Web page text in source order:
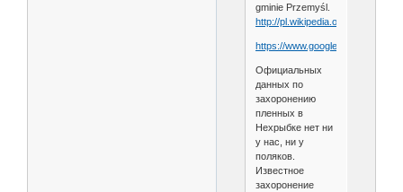
gminie Przemyśl.
http://pl.wikipedia.org/wiki/
https://www.google.com/maps/
Официальных
данных по
захоронению
пленных в
Нехрыбке нет ни
у нас, ни у
поляков.
Известное
захоронение